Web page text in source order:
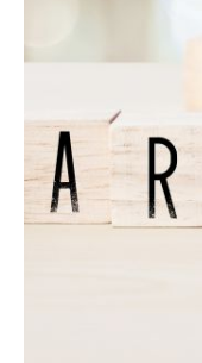
Text vergrößern